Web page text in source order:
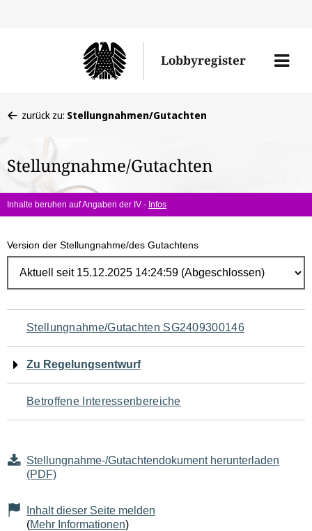
Lobbyregister
Menü
befinden
hier:
zurück zu: Stellungnahmen/Gutachten
Stellungnahme/Gutachten
Inhalte beruhen auf Angaben der IV - Infos
Version der Stellungnahme/des Gutachtens
Navigation
für
den
Seiteninhalt
Stellungnahme/Gutachten SG2409300146
Zu Regelungsentwurf
Betroffene Interessenbereiche
Stellungnahme-/Gutachtendokument herunterladen
(PDF)
Inhalt dieser Seite melden
(Mehr Informationen)